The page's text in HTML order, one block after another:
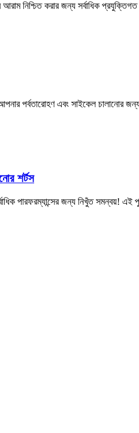
আরাম নিশ্চিত করার জন্য সর্বাধিক
পর্বতারোহণ এবং সাইকেল চালানোর জন্য
শর্টস
পারফরম্যান্সের জন্য নিখুঁত সমন্বয়!